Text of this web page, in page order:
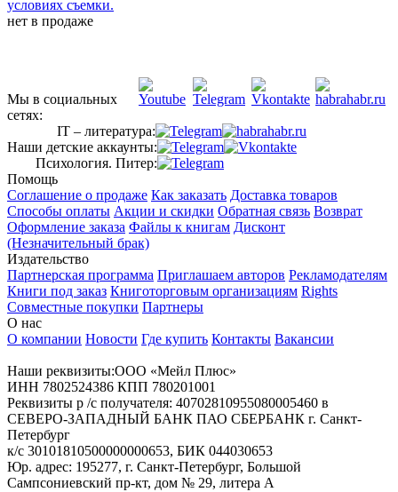
условиях съемки.
нет в продаже
Мы в социальных
сетях:
IT – литература:
Наши детские аккаунты:
Психология. Питер:
Помощь
Соглашение о продаже Как заказать Доставка товаров
Способы оплаты Акции и скидки Обратная связь Возврат
Оформление заказа Файлы к книгам Дисконт
(Незначительный брак)
Издательство
Партнерская программа Приглашаем авторов Рекламодателям
Книги под заказ Книготорговым организациям Rights
Совместные покупки Партнеры
О нас
О компании Новости Где купить Контакты Вакансии
Наши реквизиты:ООО «Мейл Плюс»
ИНН 7802524386 КПП 780201001
Реквизиты р /с получателя: 40702810955080005460 в
СЕВЕРО-ЗАПАДНЫЙ БАНК ПАО СБЕРБАНК г. Санкт-
Петербург
к/с 30101810500000000653, БИК 044030653
Юр. адрес: 195277, г. Санкт-Петербург, Большой
Сампсониевский пр-кт, дом № 29, литера А